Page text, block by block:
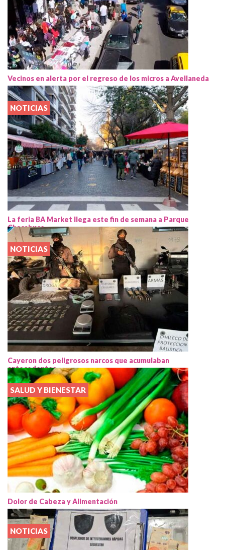
Vecinos en alerta por el regreso de los micros a Avellaneda
NOTICIAS
La feria BA Market llega este fin de semana a Parque
Chacabuco
NOTICIAS
Cayeron dos peligrosos narcos que acumulaban
antecedentes
SALUD Y BIENESTAR
Dolor de Cabeza y Alimentación
NOTICIAS